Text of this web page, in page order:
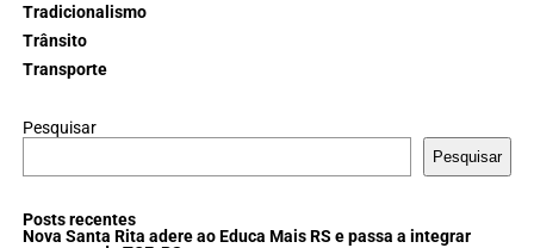
Tradicionalismo
Trânsito
Transporte
Pesquisar
Pesquisar
Posts recentes
Nova Santa Rita adere ao Educa Mais RS e passa a integrar